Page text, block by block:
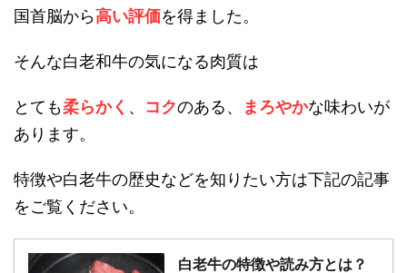
国首脳から高い評価を得ました。
そんな白老和牛の気になる肉質は
とても柔らかく 、 コクのある、 まろやかな味わいが
あります。
特徴や白老牛の歴史などを知りたい方は下記の記事
をご覧ください。
白老牛の特徴や読み方とは？